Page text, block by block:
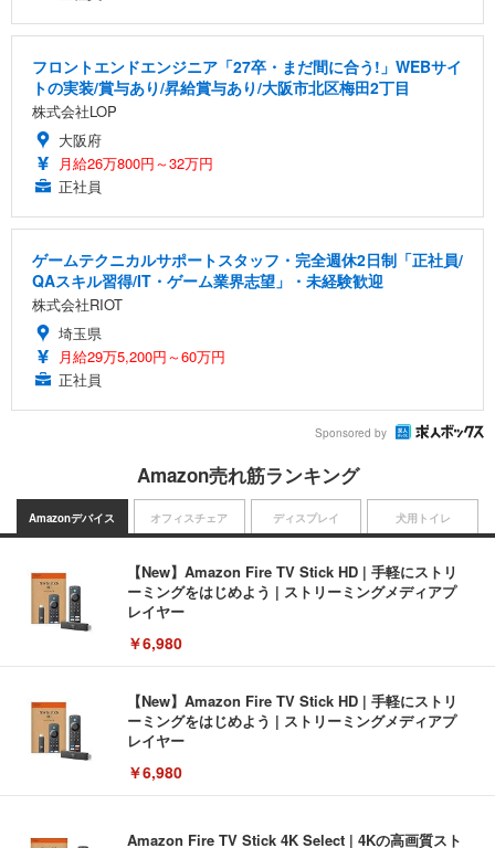
フロントエンドエンジニア「27卒・まだ間に合う!」WEBサイ
トの実装/賞与あり/昇給賞与あり/大阪市北区梅田2丁目
株式会社LOP
大阪府
月給26万800円～32万円
正社員
ゲームテクニカルサポートスタッフ・完全週休2日制「正社員/
QAスキル習得/IT・ゲーム業界志望」・未経験歓迎
株式会社RIOT
埼玉県
月給29万5,200円～60万円
正社員
Sponsored by
Amazon売れ筋ランキング
Amazonデバイス
【New】Amazon Fire TV Stick HD | 手軽にストリ
ーミングをはじめよう | ストリーミングメディアプ
レイヤー
￥6,980
【New】Amazon Fire TV Stick HD | 手軽にストリ
ーミングをはじめよう | ストリーミングメディアプ
レイヤー
￥6,980
Amazon Fire TV Stick 4K Select | 4Kの高画質スト
オフィスチェア ディスプレイ 犬用トイレ